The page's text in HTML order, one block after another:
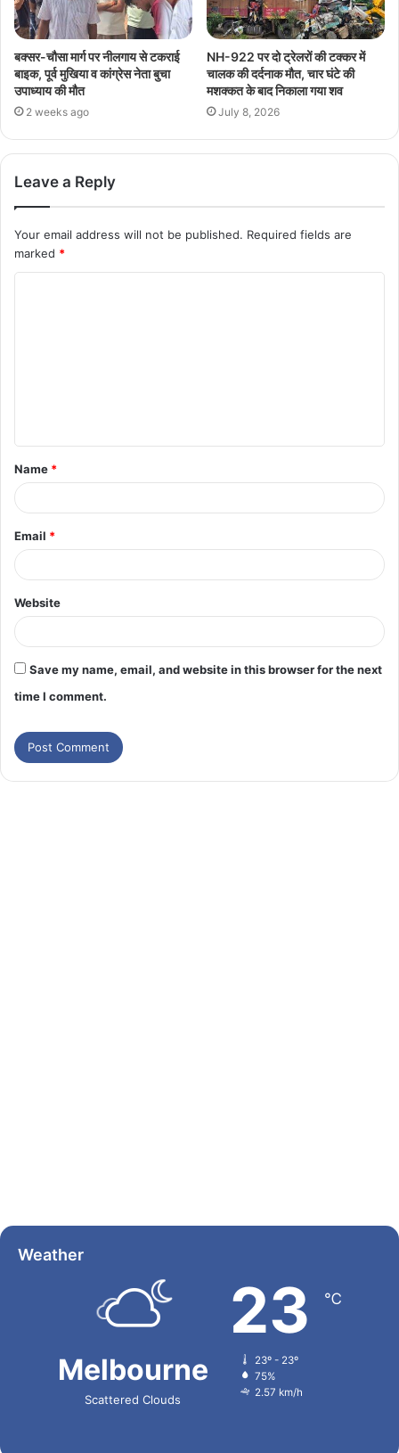
बक्सर-चौसा मार्ग पर नीलगाय से टकराई
बाइक, पूर्व मुखिया व कांग्रेस नेता बुचा
उपाध्याय की मौत
2 weeks ago
NH-922 पर दो ट्रेलरों की टक्कर में
चालक की दर्दनाक मौत, चार घंटे की
मशक्कत के बाद निकाला गया शव
July 8, 2026
Leave a Reply
Your email address will not be published. Required fields are
marked *
Name *
Email *
Website
Save my name, email, and website in this browser for the next
time I comment.
Weather
Melbourne
Scattered Clouds
23 ℃
23º - 23º
75%
2.57 km/h